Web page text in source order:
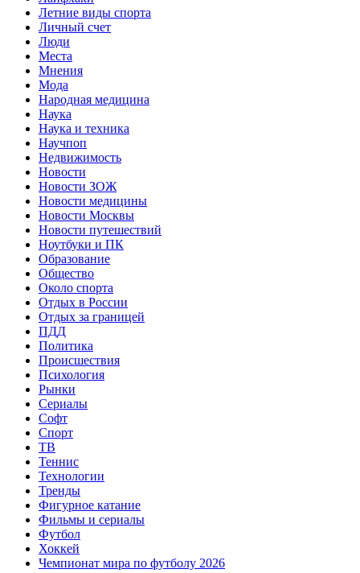
Летние виды спорта
Личный счет
Люди
Места
Мнения
Мода
Народная медицина
Наука
Наука и техника
Научпоп
Недвижимость
Новости
Новости ЗОЖ
Новости медицины
Новости Москвы
Новости путешествий
Ноутбуки и ПК
Образование
Общество
Около спорта
Отдых в России
Отдых за границей
ПДД
Политика
Происшествия
Психология
Рынки
Сериалы
Софт
Спорт
ТВ
Теннис
Технологии
Тренды
Фигурное катание
Фильмы и сериалы
Футбол
Хоккей
Чемпионат мира по футболу 2026